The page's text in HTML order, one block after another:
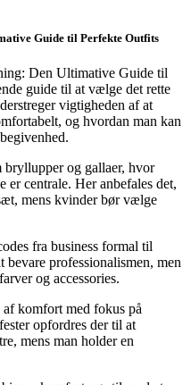
Guide til Perfekte Outfits
Den Ultimative Guide til
guide til at vælge det rette
vigtigheden af at
og hvordan man kan
og gallaer, hvor
er centrale. Her anbefales det,
mens kvinder bør vælge
fra business formal til
bevare professionalismen, men
og accessories.
komfort med fokus på
opfordres der til at
mens man holder en